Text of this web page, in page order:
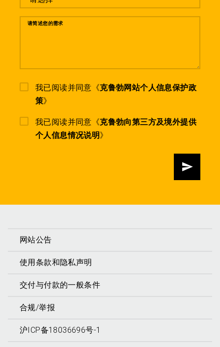
请简述您的需求
我已阅读并同意《克鲁勃网站个人信息保护政
策》
我已阅读并同意《克鲁勃向第三方及境外提供
个人信息情况说明》
发送
网站公告
使用条款和隐私声明
交付与付款的一般条件
合规/举报
沪ICP备18036696号-1